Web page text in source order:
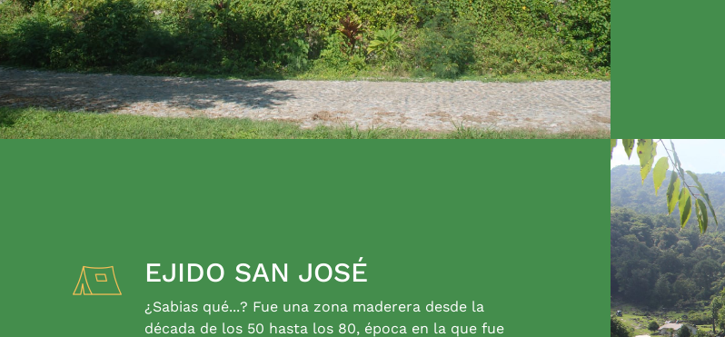
EJIDO SAN JOSÉ
¿Sabias qué...? Fue una zona maderera desde la
década de los 50 hasta los 80, época en la que fue